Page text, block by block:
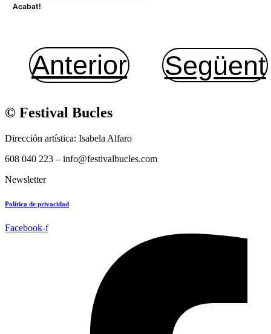
Acabat!
Anterior Següent
© Festival Bucles
Dirección artística: Isabela Alfaro
608 040 223 – info@festivalbucles.com
Newsletter
Política de privacidad
Facebook-f